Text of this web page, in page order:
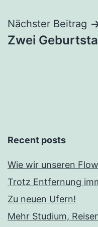
Nächster Beitrag
Zwei
Recent posts
Wie wir unseren
Trotz Entfernung
Zu neuen Ufern!
Mehr Studium,